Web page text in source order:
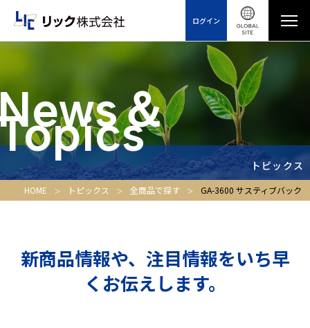
ログイン
＆
トピックス
HOME トピックス 全商品で探す GA-3600 サスティブバック
新商品情報や、注目情報をいち早
くお伝えします。